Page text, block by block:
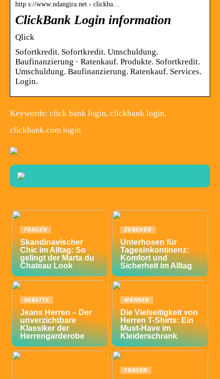
http s://www.ndangira.net › clickba…
ClickBank Login information
Qlick
Sofortkredit. Sofortkredit. Umschuldung.
Baufinanzierung · Ratenkauf. Produkte. Sofortkredit.
Umschuldung. Baufinanzierung. Ratenkauf. Services.
Login.
Keywords: click bank login, clickbank login,
clickbank.com login
FRAUEN
Skandinavischer
Chic im Alltag: So
gelingt der Marta du
Chateau Look
ZUBEHÖR
Unterhosen für
Tagesinkontinenz:
Komfort und
Sicherheit im Alltag
DEBATTE
Jeans Herren – Der
unverzichtbare
Klassiker der
Herrengarderobe
MÄNNER
Die Vielseitigkeit von
Herren T-Shirts: Ein
Must-Have im
Kleiderschrank
FRAUEN